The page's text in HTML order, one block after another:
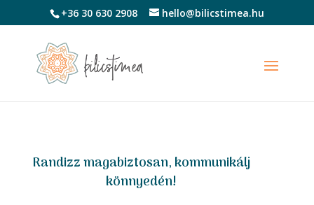
+36 30 630 2908 hello@bilicstimea.hu
Randizz magabiztosan, kommunikálj
könnyedén!